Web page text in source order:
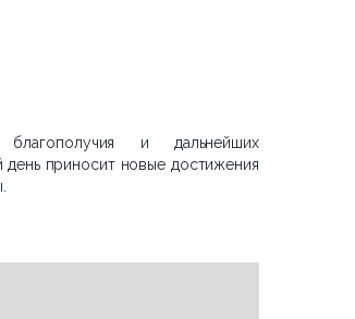
и дальнейших
приносит новые достижения